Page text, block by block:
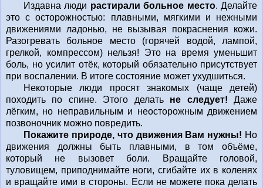
Издавна люди растирали больное место. Делайте
это с осторожностью: плавными, мягкими и нежными
движениями ладонью, не вызывая покраснения кожи.
Разогревать больное место (горячей водой, лампой,
грелкой, компрессом) нельзя! Это на время уменьшит
боль, но усилит отёк, который обязательно присутствует
при воспалении. В итоге состояние может ухудшиться.
Некоторые люди просят знакомых (чаще детей)
походить по спине. Этого делать не следует! Даже
лёгким, но неправильным и неосторожным движением
позвоночник можно повредить.
Покажите природе, что движения Вам нужны! Но
движения должны быть плавными, в том объёме,
который не вызовет боли. Вращайте головой,
туловищем, приподнимайте ноги, сгибайте их в коленях
и вращайте ими в стороны. Если не можете пока делать